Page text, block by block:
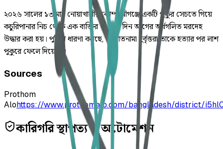
২০২৬ সালের ১৩ মার্চ নোয়াখালীর কোম্পানীগঞ্জে একটি পুকুর সেচতে গিয়ে
কচুরিপানার নিচ থেকে এক ব্যক্তির ২০-২৫ দিন আগের অর্ধগলিত মরদেহ
উদ্ধার করা হয়। পুলিশ ধারণা করছে, অজ্ঞাতনামা দুর্বৃত্তরা তাকে হত্যার পর লাশ
পুকুরে ফেলে দিয়েছে।
Sources
Prothom
Alohttps://www.prothomalo.com/bangladesh/district/
কারিগরি স্থাপত্য ও অটোমেশন